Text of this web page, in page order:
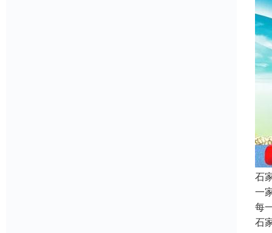
石
一
每
石